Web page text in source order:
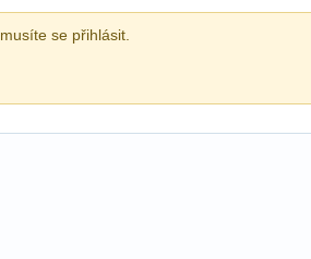
se přihlásit.